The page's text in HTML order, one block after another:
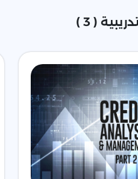
( 3 )